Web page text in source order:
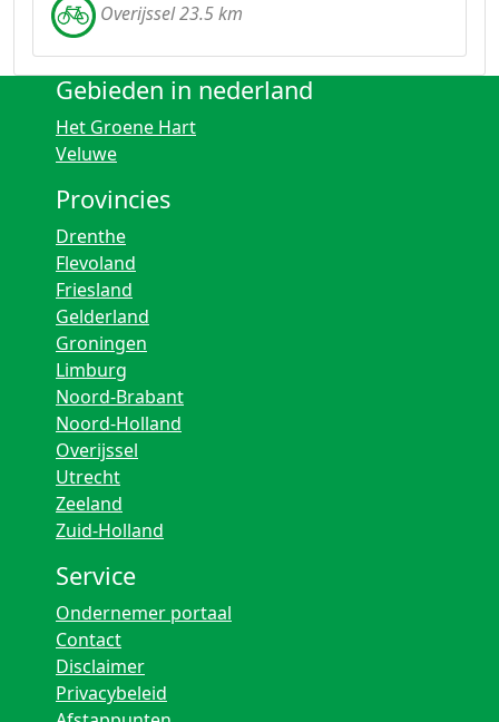
Overijssel 23.5 km
Gebieden in nederland
Het Groene Hart
Veluwe
Provincies
Drenthe
Flevoland
Friesland
Gelderland
Groningen
Limburg
Noord-Brabant
Noord-Holland
Overijssel
Utrecht
Zeeland
Zuid-Holland
Service
Ondernemer portaal
Contact
Disclaimer
Privacybeleid